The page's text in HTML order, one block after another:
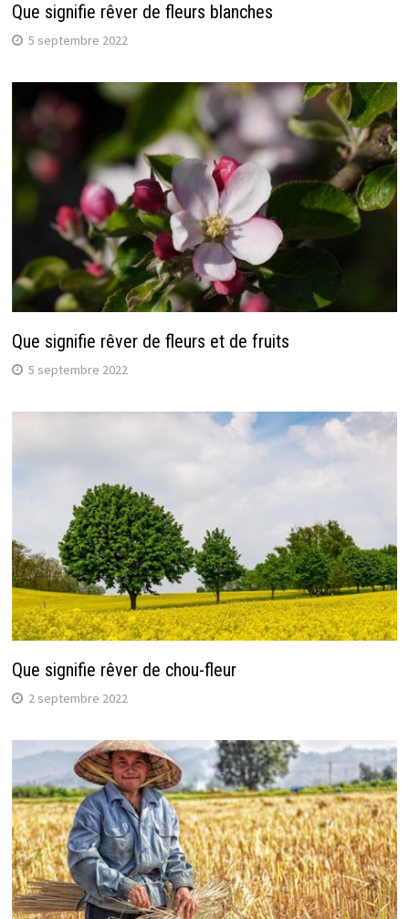
Que signifie rêver de fleurs blanches
5 septembre 2022
Que signifie rêver de fleurs et de fruits
5 septembre 2022
Que signifie rêver de chou-fleur
2 septembre 2022